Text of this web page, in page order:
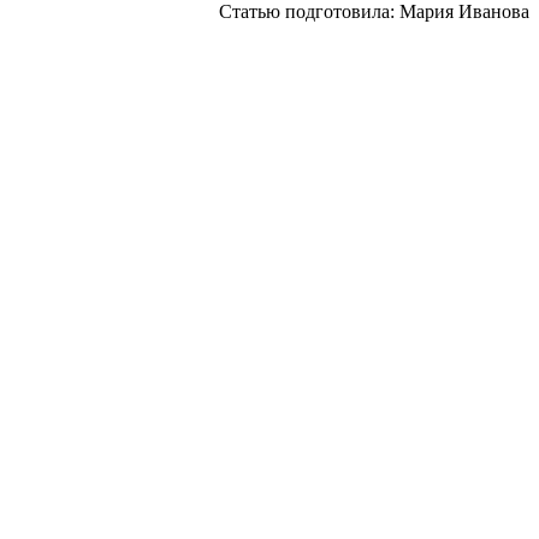
Статью подготовила: Мария Иванова